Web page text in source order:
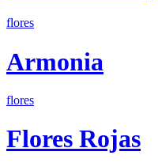
flores
Armonia
flores
Flores Rojas